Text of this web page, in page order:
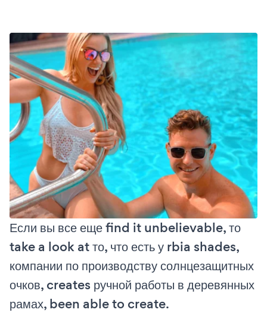
Если вы все еще find it unbelievable, то
take a look at то, что есть у rbia shades,
компании по производству солнцезащитных
очков, creates ручной работы в деревянных
рамах, been able to create.